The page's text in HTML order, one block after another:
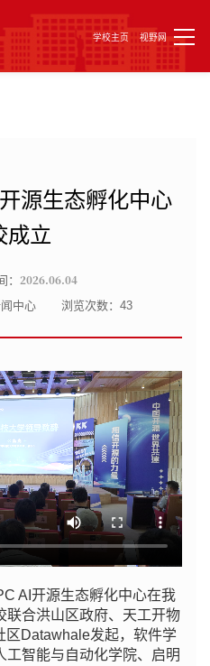
学校主页 视野网
源生态孵化中心
成立
： 2026.06.04
中心 浏览次数：43
开源生态孵化中心在我
联合洪山区政府、天工开物
区Datawhale发起，软件学
工智能与自动化学院、启明